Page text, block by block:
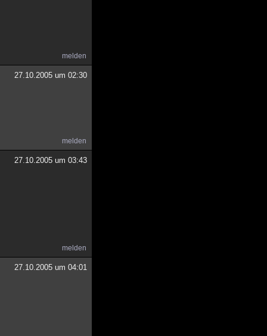
melden
27.10.2005 um 02:30
melden
27.10.2005 um 03:43
melden
27.10.2005 um 04:01